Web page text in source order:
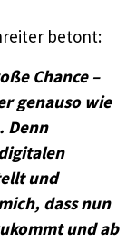
betont:
Chance –
genauso wie
Denn
und
dass nun
und ab